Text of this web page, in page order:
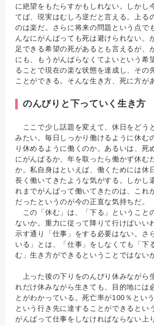
に絶望をもたらすかもしれない。しかし
てば、現実はむしろ逆だと言える。上る
のは楽だ。さらに将来の問題という点で
んなにがんばっても死は避けられない。
足できる希望の死があるとも言えるが、
にも、もうがんばらなくてよいという希
ることで現在の楽な状態を達成し、その
ことができる。そんな生き方、死に方が
のんびりと下っていく生き方
ここで少し話題を変えて、休日をどう
みたい。毎日しっかり働けるように休む
り休めるように働くのか。あるいは、死
にがんばるか、年を取ったら働かず休む
か。私自身はといえば、働くためには休
長く働いてきたような気がする。しかし
れまでがんばって働いてきたのは、これ
だったというのが今の正直な気持ちだ。
この「休む」は、「下る」ということ
ないか。重力に従って降りて行けばいい
示す通り「仕事」をする必要はない。さ
いる」とは、「仕事」をしなくても「下
む」生き方ができるということではない
上った後の下りをのんびり休みながら
れだけ休みながら生きても、目的地には
とがわかっている。死亡率が100％とい
という行き先に達することができるとい
がんばって仕事をしなければならない上